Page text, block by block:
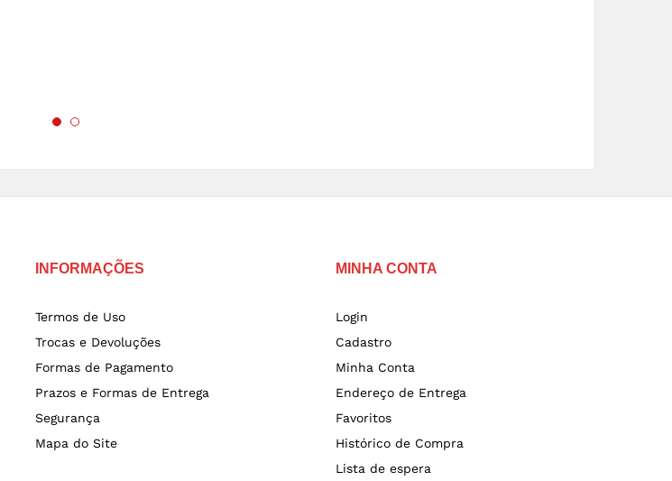
INFORMAÇÕES
Termos de Uso
Trocas e Devoluções
Formas de Pagamento
Prazos e Formas de Entrega
Segurança
Mapa do Site
MINHA CONTA
Login
Cadastro
Minha Conta
Endereço de Entrega
Favoritos
Histórico de Compra
Lista de espera